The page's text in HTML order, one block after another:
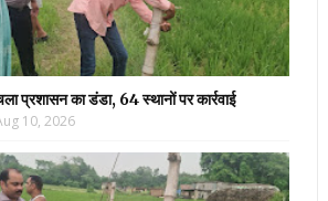
प्रशासन का डंडा, 64 स्थानों पर कार्रवाई
10, 2026